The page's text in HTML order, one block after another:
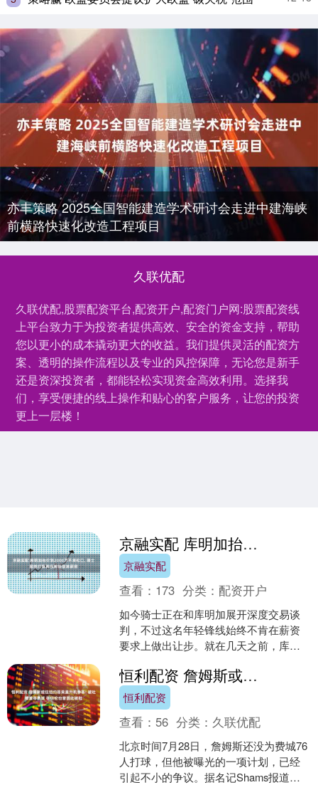
亦丰策略 2025全国智能建造学术研讨会走进中建海峡
前横路快速化改造工程项目
久联优配
久联优配,股票配资平台,配资开户,配资门户网:股票配资线
上平台致力于为投资者提供高效、安全的资金支持，帮助
您以更小的成本撬动更大的收益。我们提供灵活的配资方
案、透明的操作流程以及专业的风控保障，无论您是新手
还是资深投资者，都能轻松实现资金高效利用。选择我
们，享受便捷的线上操作和贴心的客户服务，让您的投资
更上一层楼！
京融实配 库明加抬价到2000万不肯松口, 骑士居然打算再压榨哈登凑薪资
京融实配
查看： 173 分类：配资开户
如今骑士正在和库明加展开深度交易谈
判，不过这名年轻锋线始终不肯在薪资
要求上做出让步。就在几天之前，库明
成合作，可随着湖人、.... 恒利配资 詹姆斯或住纽约搭乘直升机参赛! 被吐槽羞辱费城 张伯伦也曾因此被批
恒利配资
查看： 56 分类： 久联优配
北京时间7月28日，詹姆斯还没为费城76
人打球，但他被曝光的一项计划，已经
引起不小的争议。据名记Shams报道，